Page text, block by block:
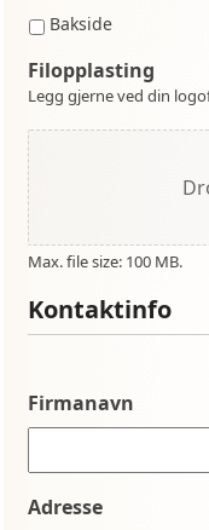
Bakside
Filopplasting
Legg gjerne ved din
Max. file size: 100 MB.
Kontaktinfo
Firmanavn
Adresse